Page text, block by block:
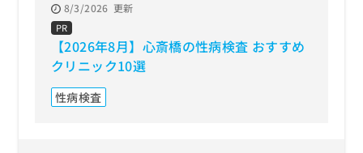
8/3/2026 更新
PR
【2026年8月】心斎橋の性病検査 おすすめ
クリニック10選
性病検査